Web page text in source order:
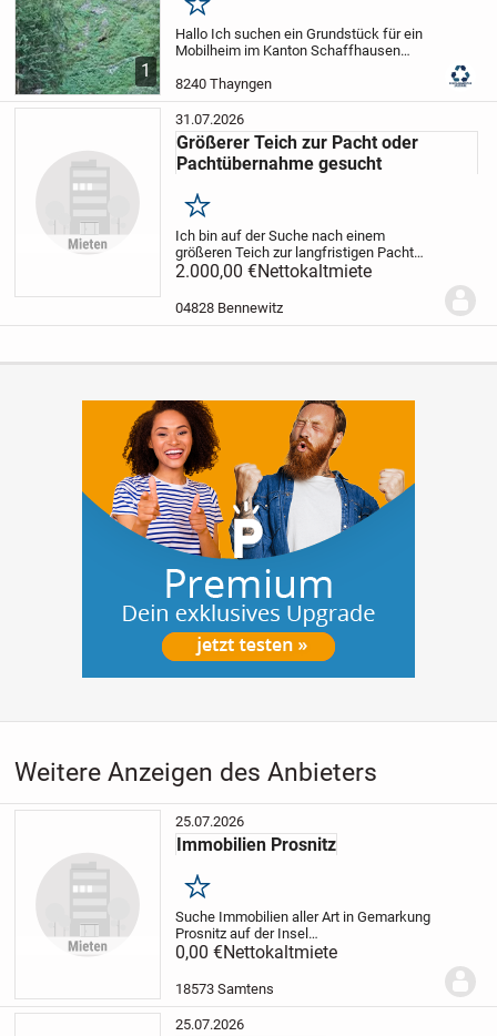
1
Merken
Hallo Ich suchen ein Grundstück für ein
Mobilheim im Kanton Schaffhausen
Kanton Thurgau. Strom, Wasser- und
Abwasseranschluss ist erforderlich. Ab
150m2. Erstwohnsi...
8240 Thayngen
31.07.2026
Größerer Teich zur Pacht oder
Pachtübernahme gesucht
Merken
Ich bin auf der Suche nach einem
größeren Teich zur langfristigen Pacht
oder Pachtübernahme im Umkreis von bis
Teich zur privaten Nutzung – kein
2.000,00 €Nettokaltmiete
04828 Bennewitz
Weitere Anzeigen des Anbieters
25.07.2026
Immobilien Prosnitz
Merken
Suche Immobilien aller Art in Gemarkung
Prosnitz auf der Insel
RügenGrundstücke, Häuser zum
0,00 €Nettokaltmiete
18573 Samtens
25.07.2026